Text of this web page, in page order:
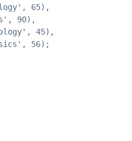
65),
90),
45),
56);